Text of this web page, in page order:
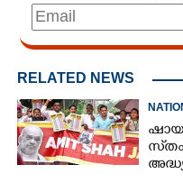
RELATED NEWS